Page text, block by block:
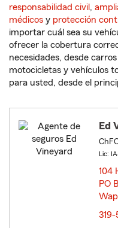
responsabilidad civil ,
médicos y protección
importar cuál sea su
ofrecer la cobertura
necesidades, desde
motocicletas y vehículos
para usted, desde el
Ed
Lic:
104
PO
319-